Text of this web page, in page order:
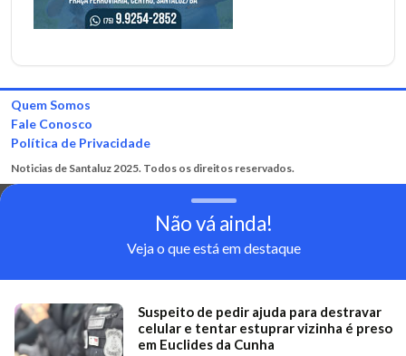
Quem Somos
Fale Conosco
Política de Privacidade
Noticias de Santaluz 2025. Todos os direitos reservados.
Não vá ainda!
Veja o que está em destaque
Suspeito de pedir ajuda para destravar
celular e tentar estuprar vizinha é preso
em Euclides da Cunha